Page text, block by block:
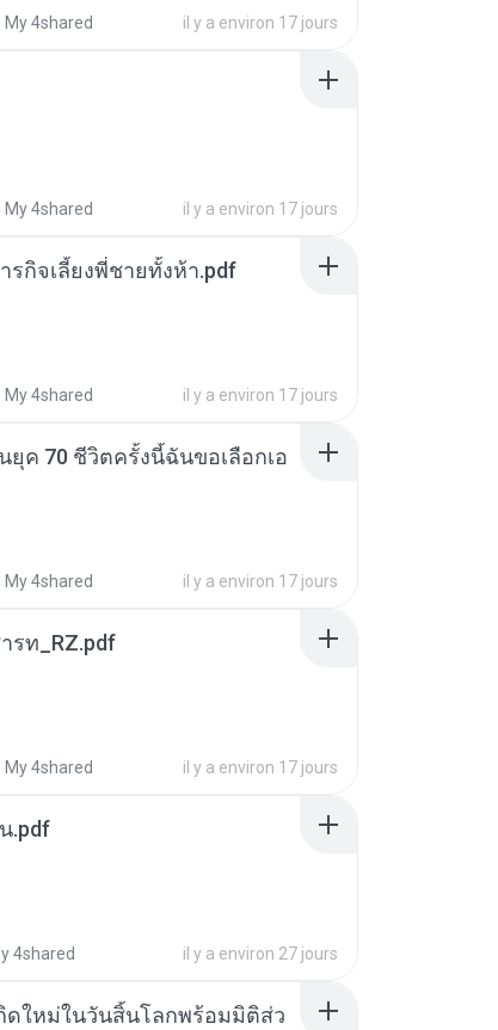
My 4shared il y a environ 17 jours
My 4shared il y a environ 17 jours
กิจเลี้ยงพี่ชายทั้งห้า.pdf
My 4shared il y a environ 17 jours
ยุค 70 ชีวิตครั้งนี้ฉันขอเลือกเอ
My 4shared il y a environ 17 jours
รท_RZ.pdf
My 4shared il y a environ 17 jours
.pdf
4shared il y a environ 27 jours
ดใหม่ในวันสิ้นโลกพร้อมมิติส่ว